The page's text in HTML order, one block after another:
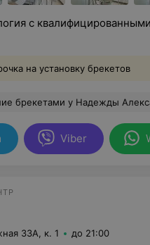
с
на установку брекетов
были поводом для стеснения и улыбки с закрытым ртом. Лечение проходило очень комфортно, каждый прием оставлял только положительные впечатления и уверенность, что мы на верном пути. Все рассказывали, объясняли доходчиво, на все вопросы
Viber
33А, к. 1 до 21:00